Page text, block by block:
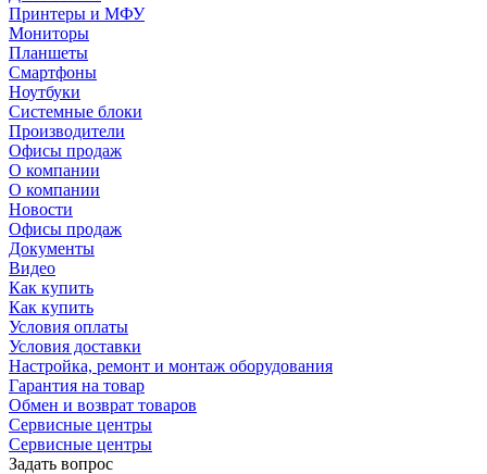
Принтеры и МФУ
Мониторы
Планшеты
Смартфоны
Ноутбуки
Системные блоки
Производители
Офисы продаж
О компании
О компании
Новости
Офисы продаж
Документы
Видео
Как купить
Как купить
Условия оплаты
Условия доставки
Настройка, ремонт и монтаж оборудования
Гарантия на товар
Обмен и возврат товаров
Сервисные центры
Сервисные центры
Задать вопрос